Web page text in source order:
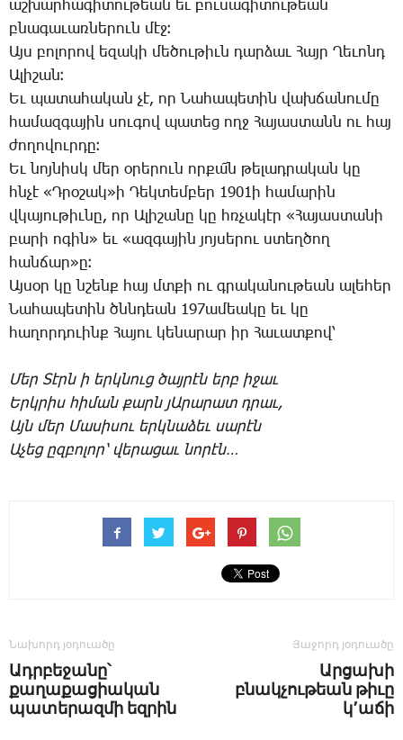
աշ­խար­հա­գի­տու­թեան եւ բու­սա­գի­տու­թեան
բնա­գա­ւառ­նե­րուն մէջ։
Այս բո­լո­րով ե­զա­կի մե­ծու­թիւն դար­ձաւ ­Հայր ­Ղե­ւոնդ
Ա­լի­շան։
Եւ պա­տա­հա­կան չէ, որ ­Նա­հա­պե­տին վախ­ճա­նու­մը
հա­մազ­գա­յին սու­գով պա­տեց ողջ ­Հա­յաս­տանն ու հայ
ժո­ղո­վուր­դը։
Եւ նոյ­նիսկ մեր օ­րե­րուն որ­քա՜ն թե­լադ­րա­կան կը
հնչէ «Դ­րօ­շակ»ի ­Դեկ­տեմ­բեր 1901ի հա­մա­րին
վկա­յու­թիւ­նը, որ Ա­լի­շա­նը կը հռչա­կէր «­Հա­յաս­տա­նի
բա­րի ո­գին» եւ «ազ­գա­յին յոյ­սե­րու ստեղ­ծող
հան­ճար»ը։
Այ­սօր կը նշենք հայ մտքի ու գրա­կա­նու­թեան ա­լե­հեր
­Նա­հա­պե­տին ծննդեան 197ա­մեա­կը եւ կը
հա­ղոր­դո­ւինք ­Հա­յու կե­նա­րար իր ­Հա­ւատ­քով՝
Մեր ­Տէրն ի երկ­նուց ծայ­րէն երբ ի­ջաւ
Երկ­րիս հի­ման քարն յԱ­րա­րատ դրաւ,
Այն մեր ­Մա­սի­սու երկ­նա­ձեւ սա­րէն
Ա­չեց ըզ­բո­լոր՝ վե­րա­ցաւ նո­րէն…
Նախորդ յօդուածը
Ադրբեջանը՝
քաղաքացիական
պատերազմի եզրին
Յաջորդ յօդուածը
Արցախի
բնակչութեան թիւը
կ՚աճի